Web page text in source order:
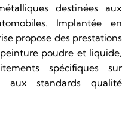
destinées aux
Implantée en
propose des prestations
poudre et liquide,
spécifiques sur
aux standards qualité